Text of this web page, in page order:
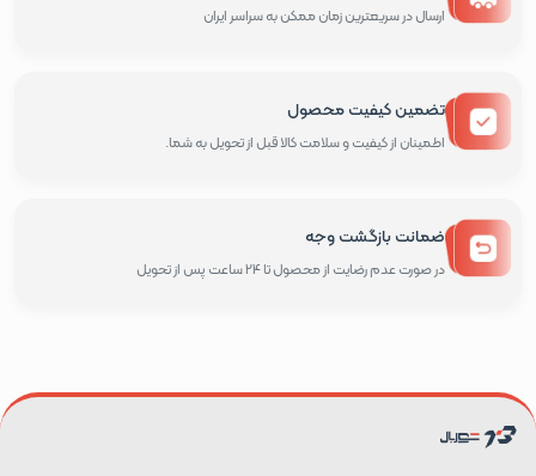
ارسال در سریعترین زمان ممکن به سراسر ایران
تضمین کیفیت محصول
اطمینان از کیفیت و سلامت کالا قبل از تحویل به شما.
ضمانت بازگشت وجه
در صورت عدم رضایت از محصول تا 24 ساعت پس از تحویل